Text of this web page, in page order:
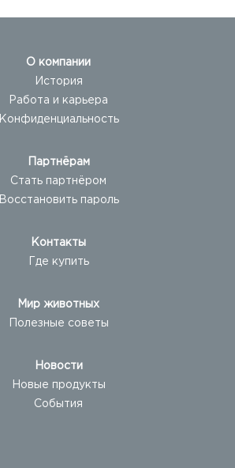
О компании
История
Работа и карьера
Конфиденциальность
Партнёрам
Стать партнёром
Восстановить пароль
Контакты
Где купить
Мир животных
Полезные советы
Новости
Новые продукты
События